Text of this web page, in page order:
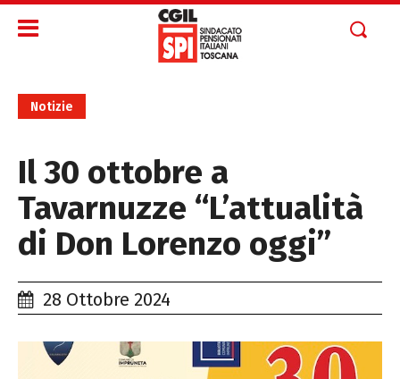
Notizie
Il 30 ottobre a
Tavarnuzze “L’attualità
di Don Lorenzo oggi”
28 Ottobre 2024